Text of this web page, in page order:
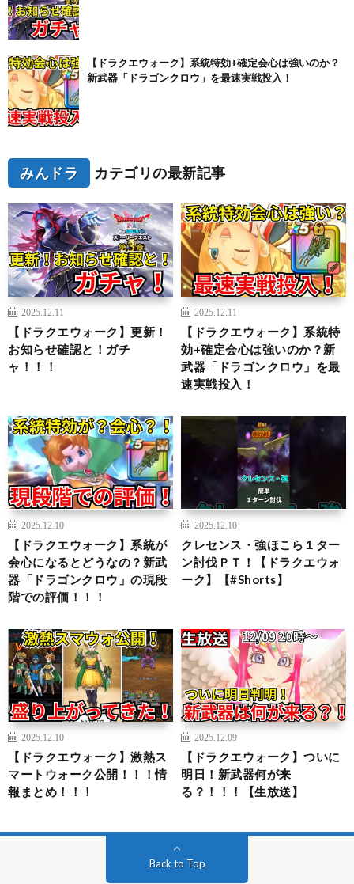
【ドラクエウォーク】系統特効+確定会心は強いのか？
新武器「ドラゴンクロウ」を最速実戦投入！
みんドラ カテゴリの最新記事
2025.12.11
【ドラクエウォーク】更新！
お知らせ確認と！ガチ
ャ！！！
2025.12.11
【ドラクエウォーク】系統特
効+確定会心は強いのか？新
武器「ドラゴンクロウ」を最
速実戦投入！
2025.12.10
【ドラクエウォーク】系統が
会心になるとどうなの？新武
器「ドラゴンクロウ」の現段
階での評価！！！
2025.12.10
クレセンス・強ほこら１ター
ン討伐ＰＴ！【ドラクエウォ
ーク】【#Shorts】
2025.12.10
【ドラクエウォーク】激熱ス
マートウォーク公開！！！情
報まとめ！！！
2025.12.09
【ドラクエウォーク】ついに
明日！新武器何が来
る？！！！【生放送】
Back to Top